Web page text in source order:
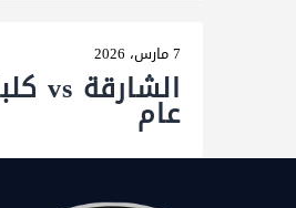
7 مارس، 2026
عام